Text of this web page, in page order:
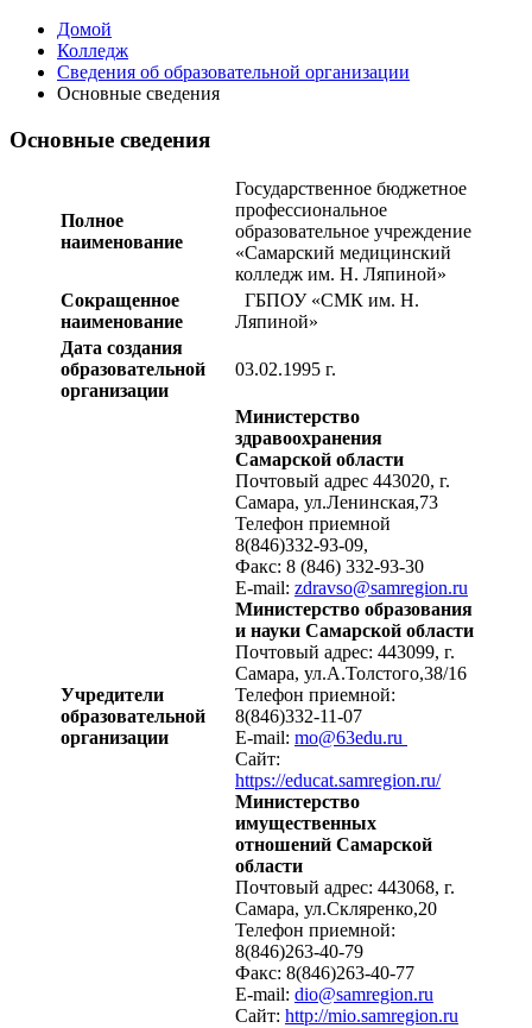
Домой
Колледж
Сведения об образовательной организации
Основные сведения
Основные сведения
Полное
наименование
Государственное бюджетное
профессиональное
образовательное учреждение
«Самарский медицинский
колледж им. Н. Ляпиной»
Сокращенное
наименование
ГБПОУ «СМК им. Н.
Ляпиной»
Дата создания
образовательной
организации
03.02.1995 г.
Учредители
образовательной
организации
Министерство
здравоохранения
Самарской области
Почтовый адрес 443020, г.
Самара, ул.Ленинская,73
Телефон приемной
8(846)332-93-09,
Факс: 8 (846) 332-93-30
E-mail: zdravso@samregion.ru
Министерство образования
и науки Самарской области
Почтовый адрес: 443099, г.
Самара, ул.А.Толстого,38/16
Телефон приемной:
8(846)332-11-07
E-mail: mo@63edu.ru
Сайт:
https://educat.samregion.ru/
Министерство
имущественных
отношений Самарской
области
Почтовый адрес: 443068, г.
Самара, ул.Скляренко,20
Телефон приемной:
8(846)263-40-79
Факс: 8(846)263-40-77
E-mail: dio@samregion.ru
Сайт: http://mio.samregion.ru